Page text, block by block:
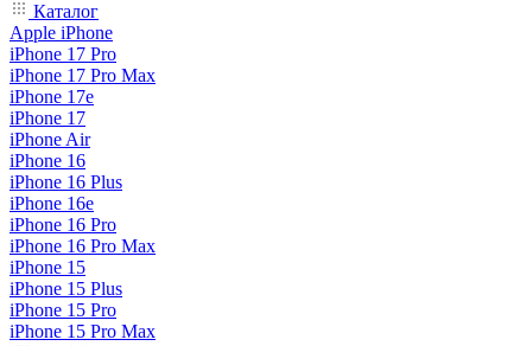
Каталог
Apple iPhone
iPhone 17 Pro
iPhone 17 Pro Max
iPhone 17e
iPhone 17
iPhone Air
iPhone 16
iPhone 16 Plus
iPhone 16e
iPhone 16 Pro
iPhone 16 Pro Max
iPhone 15
iPhone 15 Plus
iPhone 15 Pro
iPhone 15 Pro Max